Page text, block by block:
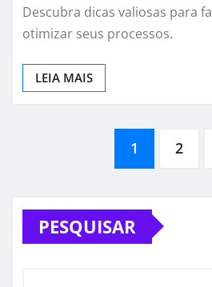
Descubra dicas valiosas para
otimizar seus processos.
LEIA MAIS
Paginação
de
posts
1 2
PESQUISAR